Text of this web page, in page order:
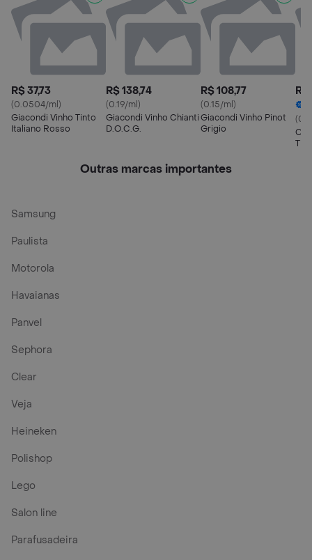
R$ 37,73
(0.0504/ml)
Giacondi Vinho Tinto
Italiano Rosso
R$ 138,74
(0.19/ml)
Giacondi Vinho Chianti
D.O.C.G.
R$ 108,77
(0.15/ml)
Giacondi Vinho Pinot
Grigio
R$
Outras marcas importantes
Samsung
Paulista
Motorola
Havaianas
Panvel
Sephora
Clear
Veja
Heineken
Polishop
Lego
Salon line
Parafusadeira